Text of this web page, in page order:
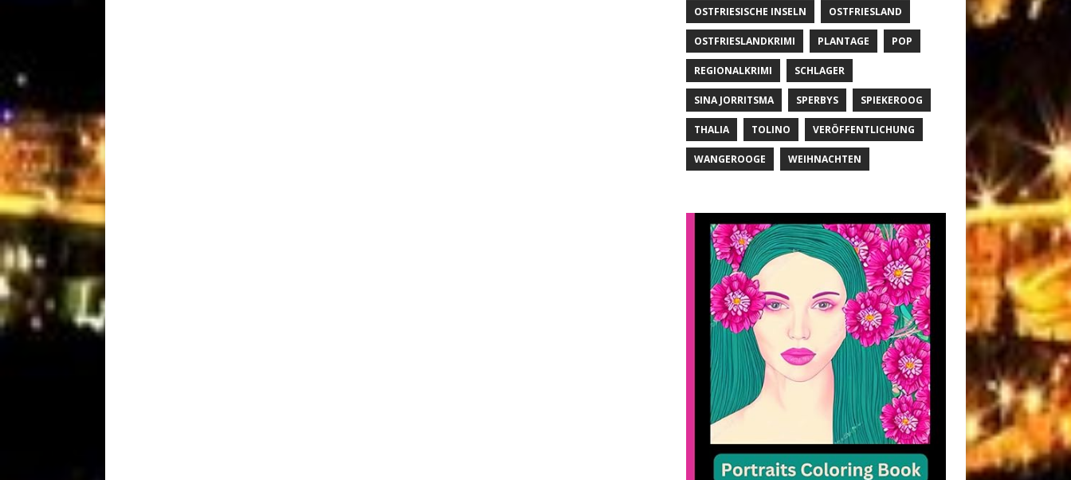
OSTFRIESISCHE INSELN OSTFRIESLAND
OSTFRIESLANDKRIMI PLANTAGE POP
REGIONALKRIMI SCHLAGER
SINA JORRITSMA SPERBYS SPIEKEROOG
THALIA TOLINO VERÖFFENTLICHUNG
WANGEROOGE WEIHNACHTEN